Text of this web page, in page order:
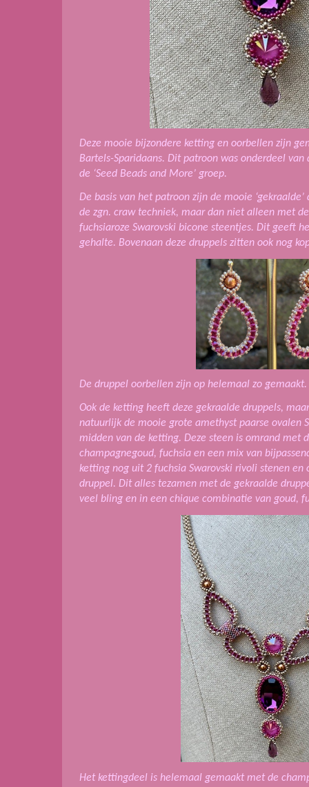
Deze mooie bijzondere ketting en oorbellen zijn
Bartels-Sparidaans. Dit patroon was onderdeel
de ‘Seed Beads and More’ groep.
De basis van het patroon zijn de mooie
de zgn. craw techniek, maar dan niet alleen met
fuchsiaroze Swarovski bicone steentjes. Dit geeft
gehalte. Bovenaan deze druppels zitten ook nog
De druppel oorbellen zijn op helemaal zo gemaakt.
Ook de ketting heeft deze gekraalde druppels,
natuurlijk de mooie grote amethyst paarse ovalen
midden van de ketting. Deze steen is omrand met
champagnegoud, fuchsia en een mix van
ketting nog uit 2 fuchsia Swarovski rivoli stenen en
druppel. Dit alles tezamen met de gekraalde
veel bling en in een chique combinatie van goud,
Het kettingdeel is helemaal gemaakt met de